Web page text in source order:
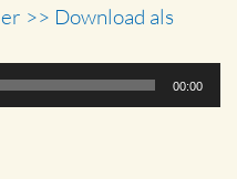
>> Download als
00:00